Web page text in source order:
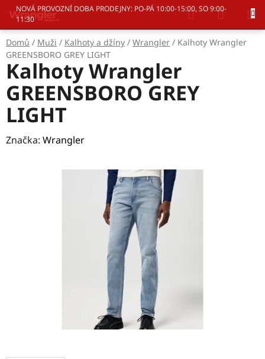
Přejít
obsah
NOVÁ PROVOZNÍ DOBA PRODEJNY: PO-PÁ 10:00-15:00, SO 9:00-
11:30
Hledat
KOŠÍK
Domů / Muži / Kalhoty a džíny / Wrangler / Kalhoty Wrangler
GREENSBORO GREY LIGHT
Kalhoty Wrangler
GREENSBORO GREY
LIGHT
Značka: Wrangler